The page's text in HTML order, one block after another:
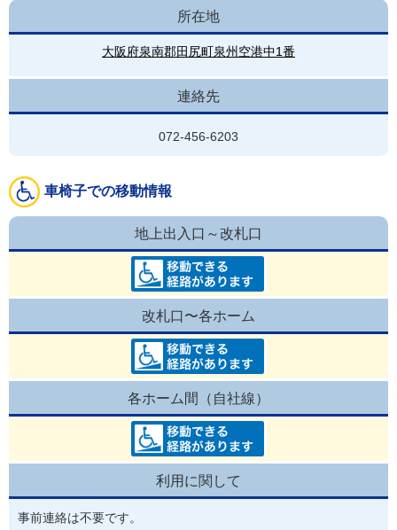
所在地
大阪府泉南郡田尻町泉州空港中1番
連絡先
072-456-6203
車椅子での移動情報
地上出入口～改札口
改札口〜各ホーム
各ホーム間（自社線）
利用に関して
事前連絡は不要です。